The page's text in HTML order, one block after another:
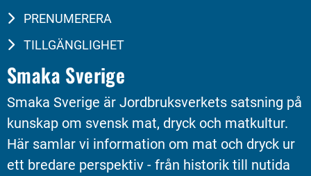
PRENUMERERA
TILLGÄNGLIGHET
Smaka Sverige
Smaka Sverige är Jordbruksverkets satsning på
kunskap om svensk mat, dryck och matkultur.
Här samlar vi information om mat och dryck ur
ett bredare perspektiv - från historik till nutida